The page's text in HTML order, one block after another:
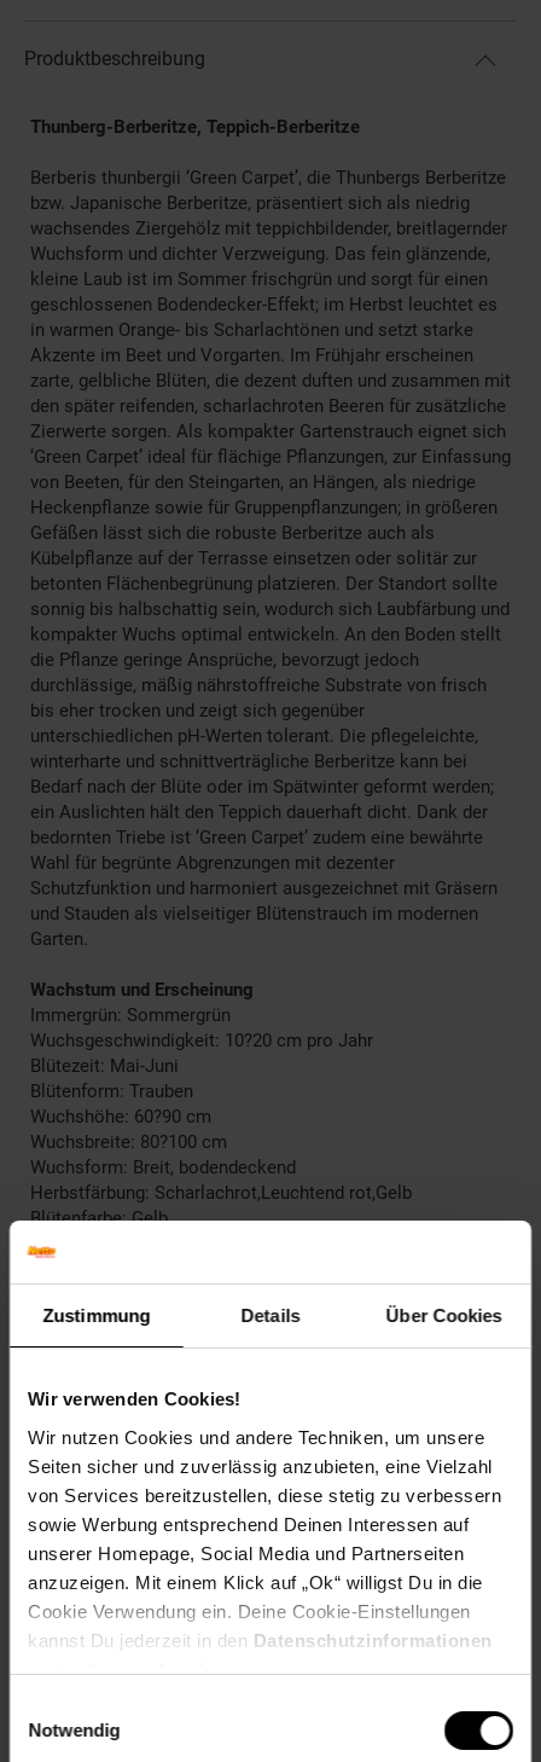
Zustimmung Details Über Cookies
Wir verwenden Cookies!
Wir nutzen Cookies und andere Techniken, um unsere
Seiten sicher und zuverlässig anzubieten, eine Vielzahl
von Services bereitzustellen, diese stetig zu verbessern
sowie Werbung entsprechend Deinen Interessen auf
unserer Homepage, Social Media und Partnerseiten
anzuzeigen. Mit einem Klick auf „Ok“ willigst Du in die
Cookie Verwendung ein. Deine Cookie-Einstellungen
kannst Du jederzeit in den Datenschutzinformationen
ändern bzw. widerrufen.
Notwendig
Produktbeschreibung
Thunberg-Berberitze, Teppich-Berberitze
Berberis thunbergii ‘Green Carpet’, die Thunbergs Berberitze
bzw. Japanische Berberitze, präsentiert sich als niedrig
wachsendes Ziergehölz mit teppichbildender, breitlagernder
Wuchsform und dichter Verzweigung. Das fein glänzende,
kleine Laub ist im Sommer frischgrün und sorgt für einen
geschlossenen Bodendecker-Effekt; im Herbst leuchtet es
in warmen Orange- bis Scharlachtönen und setzt starke
Akzente im Beet und Vorgarten. Im Frühjahr erscheinen
zarte, gelbliche Blüten, die dezent duften und zusammen mit
den später reifenden, scharlachroten Beeren für zusätzliche
Zierwerte sorgen. Als kompakter Gartenstrauch eignet sich
‘Green Carpet’ ideal für flächige Pflanzungen, zur Einfassung
von Beeten, für den Steingarten, an Hängen, als niedrige
Heckenpflanze sowie für Gruppenpflanzungen; in größeren
Gefäßen lässt sich die robuste Berberitze auch als
Kübelpflanze auf der Terrasse einsetzen oder solitär zur
betonten Flächenbegrünung platzieren. Der Standort sollte
sonnig bis halbschattig sein, wodurch sich Laubfärbung und
kompakter Wuchs optimal entwickeln. An den Boden stellt
die Pflanze geringe Ansprüche, bevorzugt jedoch
durchlässige, mäßig nährstoffreiche Substrate von frisch
bis eher trocken und zeigt sich gegenüber
unterschiedlichen pH-Werten tolerant. Die pflegeleichte,
winterharte und schnittverträgliche Berberitze kann bei
Bedarf nach der Blüte oder im Spätwinter geformt werden;
ein Auslichten hält den Teppich dauerhaft dicht. Dank der
bedornten Triebe ist ‘Green Carpet’ zudem eine bewährte
Wahl für begrünte Abgrenzungen mit dezenter
Schutzfunktion und harmoniert ausgezeichnet mit Gräsern
und Stauden als vielseitiger Blütenstrauch im modernen
Garten.
Wachstum und Erscheinung
Immergrün: Sommergrün
Wuchsgeschwindigkeit: 10?20 cm pro Jahr
Blütezeit: Mai-Juni
Blütenform: Trauben
Wuchshöhe: 60?90 cm
Wuchsbreite: 80?100 cm
Wuchsform: Breit, bodendeckend
Herbstfärbung: Scharlachrot,Leuchtend rot,Gelb
Blütenfarbe: Gelb
Fruchtfarbe: Rot
Frucht: Zierfrucht, nicht essbar
Blattform: Rundlich
Standort und Pflege
windgeschützt
Pflegeaufwand: Wenig,Mittel
Lichtbedarf: Sonnig-Halbschattig
Wasserbedarf: Mittel
Rückschnitt: Rückschnitt im Frühjahr.
Schnittverträglichkeit: Sehr gut
Bodenansprüche: durchlässig und humos
Nährstoffgehalt: Mittel
Frosthärte: bis -20 °C
Verwendung: Als freiwachsende Hecke,Bodendecker,